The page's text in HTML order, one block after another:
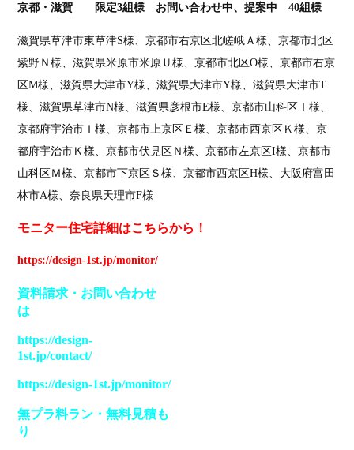
京都・滋賀 限定3組様 お問い合わせ中、提案中 40組様
滋賀県草津市東草津S様、京都市右京区北嵯峨Ａ様、京都市北区
紫野Ｎ様、滋賀県米原市米原Ｕ様、京都市北区O様、京都市右京
区M様、滋賀県大津市Y様、滋賀県大津市Y様、滋賀県大津市T
様、滋賀県草津市N様、滋賀県彦根市E様、京都市山科区Ｉ様、
京都府宇治市Ｉ様、京都市上京区Ｅ様、京都市西京区Ｋ様、京
都府宇治市Ｋ様、京都市伏見区Ｎ様、京都市左京区I様、京都市
山科区Ｍ様、京都市下京区Ｓ様、京都市西京区H様、大阪府富田
林市A様、奈良県天理市F様
モニター住宅詳細はこちらから ！
https://design-1st.jp/monitor/
資料請求 ・ お問い合わせ
は
https://design-
1st.jp/contact/
https://design-1st.jp/monitor/
無プラ料ラン ・無料見積も
り